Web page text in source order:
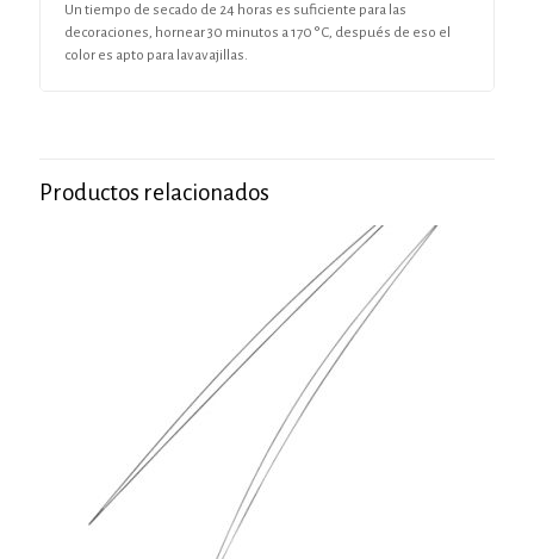
Un tiempo de secado de 24 horas es suficiente para las
decoraciones, hornear 30 minutos a 170 ° C, después de eso el
color es apto para lavavajillas.
Productos relacionados